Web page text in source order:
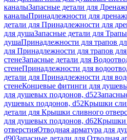
каналыЗапасные детали для
каналыПринадлежности для
детали для Принадлежности для
для душаЗапасные детали для
душаПринадлежности для трапов
для Принадлежности для трапов
стенеЗапасные детали для
стенеПринадлежности для
детали для Принадлежности для
стенеКонцевые фитинги для
для душевых поддонов, d52
душевых поддонов, d52Крышки
детали для Крышки сливного
для душевых поддонов, d62Крышки
отверстияОтводная арматура для
d90Запасные детали для Отводная